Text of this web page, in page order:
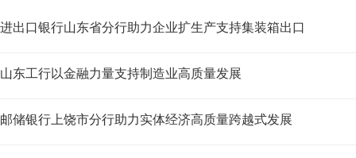
进出口银行山东省分行助力企业扩生产支持集装箱出口
山东工行以金融力量支持制造业高质量发展
邮储银行上饶市分行助力实体经济高质量跨越式发展